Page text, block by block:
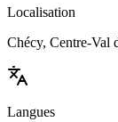
Localisation
Chécy, Centre-Val
Langues